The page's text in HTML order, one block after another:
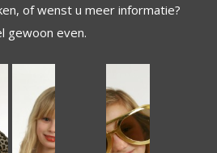
of wenst u meer informatie?
gewoon even.